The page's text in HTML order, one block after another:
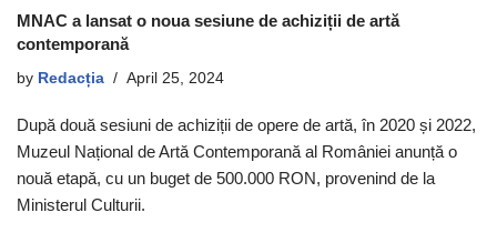
MNAC a lansat o noua sesiune de achiziții de artă
contemporană
by Redacția April 25, 2024
După două sesiuni de achiziții de opere de artă, în 2020 și 2022,
Muzeul Național de Artă Contemporană al României anunță o
nouă etapă, cu un buget de 500.000 RON, provenind de la
Ministerul Culturii.